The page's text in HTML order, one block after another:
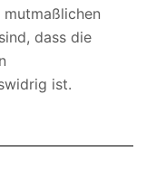
dass die
ist.